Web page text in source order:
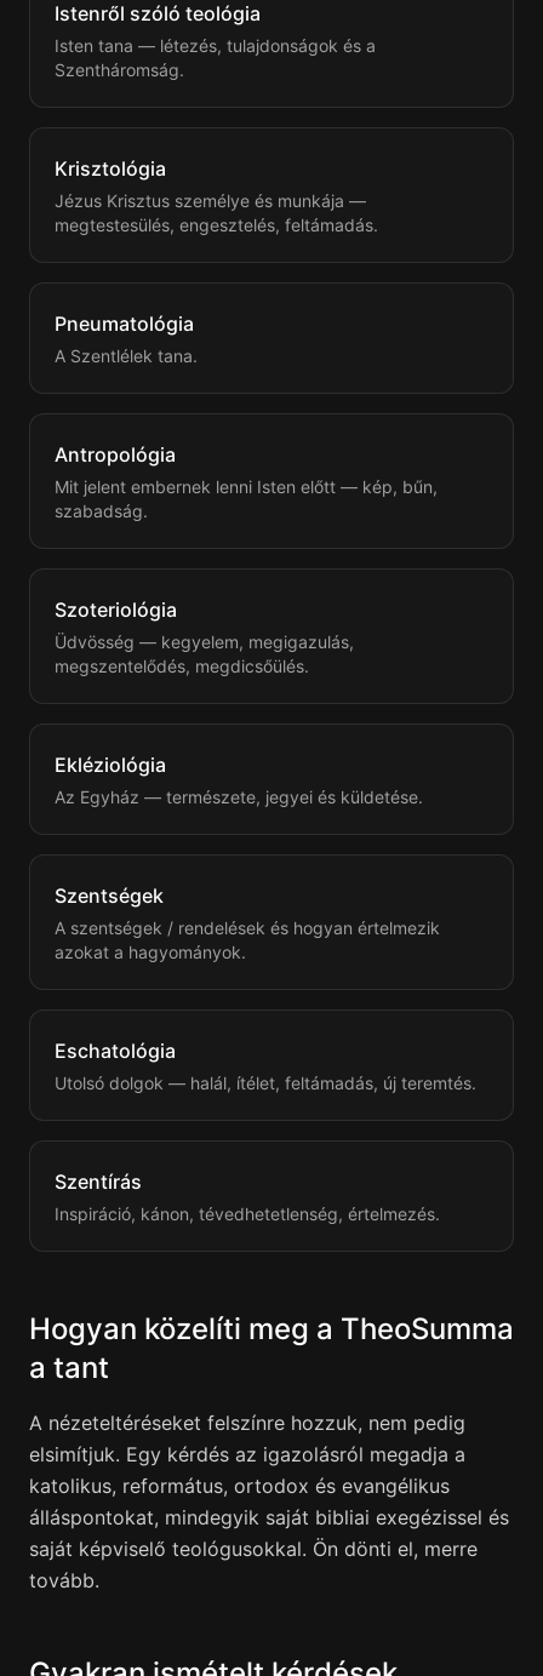
Istenről szóló teológia
Isten tana — létezés, tulajdonságok és a
Szentháromság.
Krisztológia
Jézus Krisztus személye és munkája —
megtestesülés, engesztelés, feltámadás.
Pneumatológia
A Szentlélek tana.
Antropológia
Mit jelent embernek lenni Isten előtt — kép, bűn,
szabadság.
Szoteriológia
Üdvösség — kegyelem, megigazulás,
megszentelődés, megdicsőülés.
Ekléziológia
Az Egyház — természete, jegyei és küldetése.
Szentségek
A szentségek / rendelések és hogyan értelmezik
azokat a hagyományok.
Eschatológia
Utolsó dolgok — halál, ítélet, feltámadás, új teremtés.
Szentírás
Inspiráció, kánon, tévedhetetlenség, értelmezés.
Hogyan közelíti meg a TheoSumma
a tant
A nézeteltéréseket felszínre hozzuk, nem pedig
elsimítjuk. Egy kérdés az igazolásról megadja a
katolikus, református, ortodox és evangélikus
álláspontokat, mindegyik saját bibliai exegézissel és
saját képviselő teológusokkal. Ön dönti el, merre
tovább.